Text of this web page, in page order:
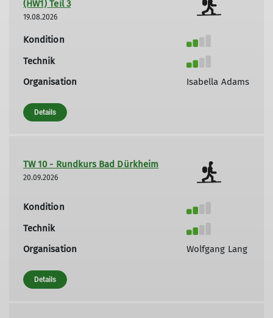
(HW1) Teil 3
19.08.2026
Kondition
Technik
Organisation
Isabella Adams
Details
TW 10 - Rundkurs Bad Dürkheim
20.09.2026
Kondition
Technik
Organisation
Wolfgang Lang
Details